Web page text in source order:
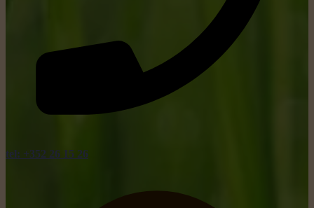
tel: +352 26 15 26